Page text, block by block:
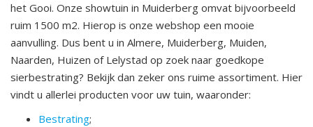
het Gooi. Onze showtuin in Muiderberg omvat bijvoorbeeld
ruim 1500 m2. Hierop is onze webshop een mooie
aanvulling. Dus bent u in Almere, Muiderberg, Muiden,
Naarden, Huizen of Lelystad op zoek naar goedkope
sierbestrating? Bekijk dan zeker ons ruime assortiment. Hier
vindt u allerlei producten voor uw tuin, waaronder:
Bestrating;